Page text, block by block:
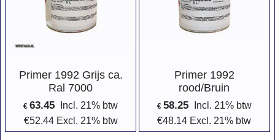
Primer 1992 Grijs ca.
Ral 7000
€ 63.45
Incl. 21% btw
€52.44 Excl. 21% btw
Primer 1992
rood/Bruin
€ 58.25
Incl. 21% btw
€48.14 Excl. 21% btw